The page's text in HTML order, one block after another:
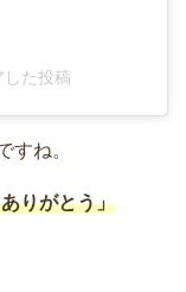
た投稿
すね。
りがとう」